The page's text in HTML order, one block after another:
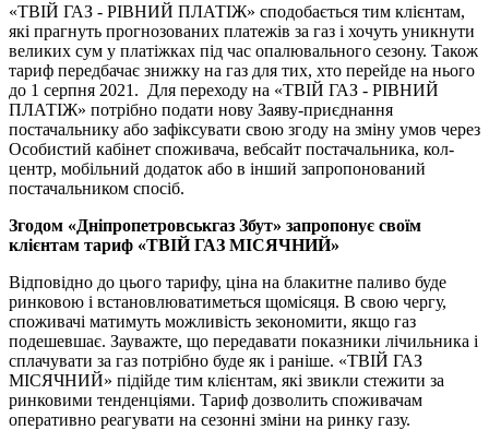
«ТВІЙ ГАЗ - РІВНИЙ ПЛАТІЖ» сподобається тим клієнтам,
які прагнуть прогнозованих платежів за газ і хочуть уникнути
великих сум у платіжках під час опалювального сезону. Також
тариф передбачає знижку на газ для тих, хто перейде на нього
до 1 серпня 2021. Для переходу на «ТВІЙ ГАЗ - РІВНИЙ
ПЛАТІЖ» потрібно подати нову Заяву-приєднання
постачальнику або зафіксувати свою згоду на зміну умов через
Особистий кабінет споживача, вебсайт постачальника, кол-
центр, мобільний додаток або в інший запропонований
постачальником спосіб.
Згодом «Дніпропетровськгаз Збут» запропонує своїм
клієнтам тариф «ТВІЙ ГАЗ МІСЯЧНИЙ»
Відповідно до цього тарифу, ціна на блакитне паливо буде
ринковою і встановлюватиметься щомісяця. В свою чергу,
споживачі матимуть можливість зекономити, якщо газ
подешевшає. Зауважте, що передавати показники лічильника і
сплачувати за газ потрібно буде як і раніше. «ТВІЙ ГАЗ
МІСЯЧНИЙ» підійде тим клієнтам, які звикли стежити за
ринковими тенденціями. Тариф дозволить споживачам
оперативно реагувати на сезонні зміни на ринку газу.